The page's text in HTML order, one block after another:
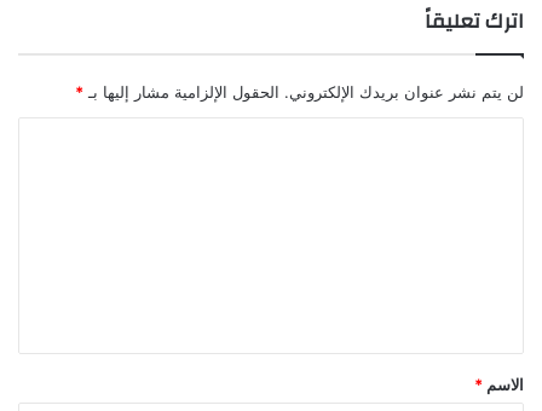
اترك تعليقاً
لن يتم نشر عنوان بريدك الإلكتروني. الحقول الإلزامية مشار إليها بـ *
ق
*
الاسم *